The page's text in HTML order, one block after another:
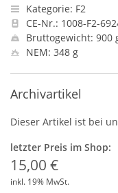
Kategorie: F2
CE-Nr.: 1008-F2-
Bruttogewicht: 900
NEM: 348 g
Archivartikel
Dieser Artikel ist bei
letzter Preis im Shop:
15,00 €
inkl. 19% MwSt.